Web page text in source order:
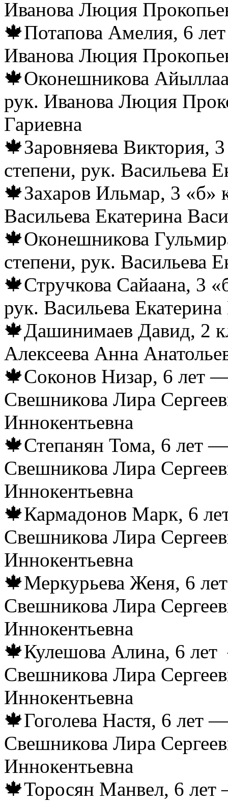
Иванова Люция
🍁Потапова Амелия, 6
Иванова Люция
🍁Оконешникова
рук. Иванова Люция
Гариевна
🍁Заровняева Виктория,
степени, рук. Васильева
🍁Захаров Ильмар, 3 «б»
Васильева Екатерина
🍁Оконешникова
степени, рук. Васильева
🍁Стручкова Сайаана, 3
рук. Васильева
🍁Дашинимаев Давид, 2
Алексеева Анна
🍁Соконов Низар, 6 лет
Свешникова Лира
Иннокентьевна
🍁Степанян Тома, 6 лет
Свешникова Лира
Иннокентьевна
🍁Кармадонов Марк, 6
Свешникова Лира
Иннокентьевна
🍁Меркурьева Женя, 6
Свешникова Лира
Иннокентьевна
🍁Кулешова Алина, 6
Свешникова Лира
Иннокентьевна
🍁Гоголева Настя, 6 лет
Свешникова Лира
Иннокентьевна
🍁Торосян Манвел, 6